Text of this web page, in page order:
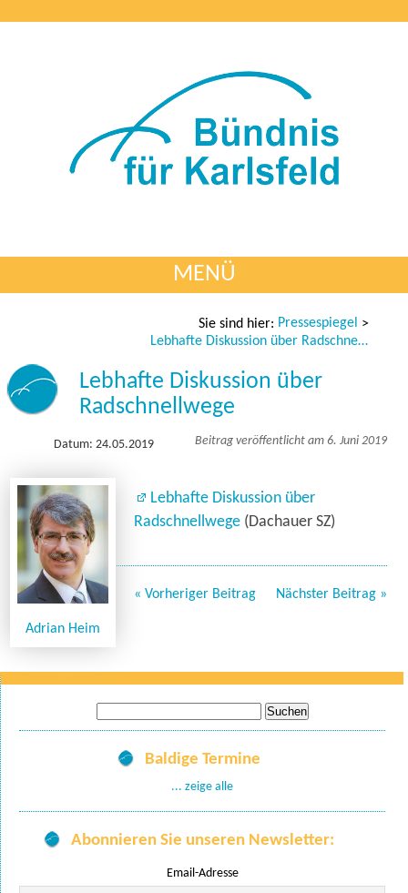
MENÜ
Sie sind hier: Pressespiegel >
Lebhafte Diskussion über Radschnellwege
Lebhafte Diskussion über
Radschnellwege
Datum: 24.05.2019 Beitrag veröffentlicht am 6. Juni 2019
Adrian Heim
Lebhafte Diskussion über
Radschnellwege (Dachauer SZ)
« Vorheriger Beitrag Nächster Beitrag »
nach:
Baldige Termine
... zeige alle
Abonnieren Sie unseren Newsletter:
Email-Adresse